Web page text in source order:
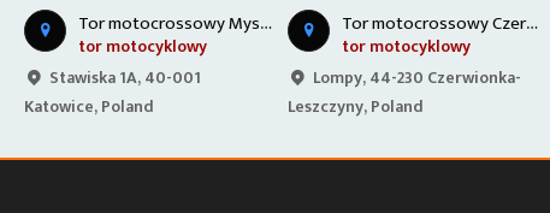
T
or motocrossowy Mysłowice
tor motocyklowy
Stawiska 1A, 40-001
Katowice, Poland
T
or motocrossowy Czerwionka-Leszczyny
tor motocyklowy
Lompy, 44-230 Czerwionka-
Leszczyny, Poland